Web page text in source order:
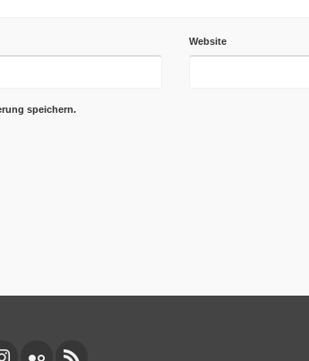
Website
speichern.